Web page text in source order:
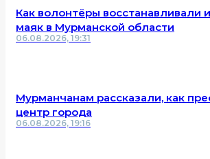
Как волонтёры восстанавливали
маяк в Мурманской области
06.08.2026, 19:31
Мурманчанам рассказали, как
центр города
06.08.2026, 19:16